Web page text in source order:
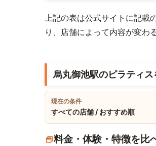
上記の表は公式サイトに記載
り、店舗によって内容が変わ
烏丸御池駅のピラティ
現在の条件
すべての店舗 / おすすめ順
料金・体験・特徴を比